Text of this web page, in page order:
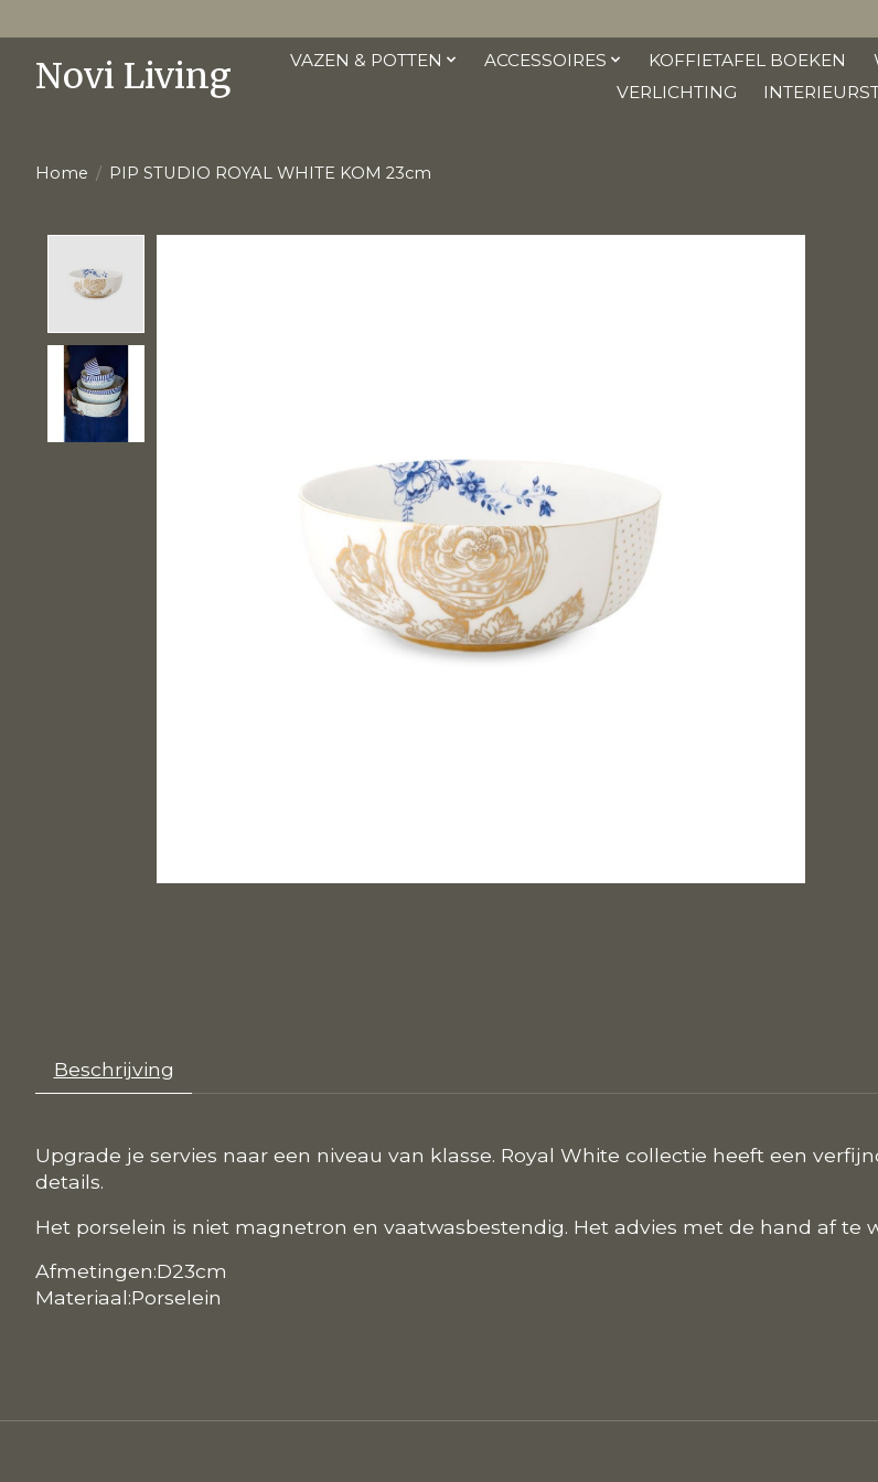
Novi Living VAZEN & POTTEN ACCESSOIRES KOFFIETAFEL BOEKEN
VERLICHTING
Home / PIP STUDIO ROYAL WHITE KOM 23cm
Beschrijving
Upgrade je servies naar een niveau van klasse. Royal White collectie heeft een
details.
Het porselein is niet magnetron en vaatwasbestendig. Het advies met de hand af te
Afmetingen:D23cm
Materiaal:Porselein